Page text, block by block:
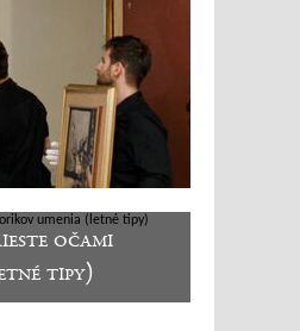
očami
tipy)